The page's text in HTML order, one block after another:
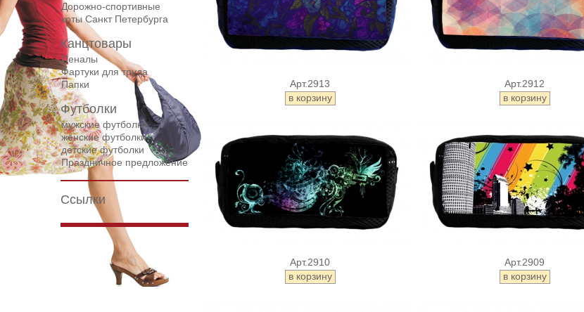
Дорожнo-спортивные
коты Санкт Петербурга
Канцтовары
Пеналы
Фартуки для труда
Папки
Футболки
мужские футболки
женские футболки
детские футболки
Праздничное предложение
Ссылки
Арт.2913 Арт.2912
Арт.2910 Арт.2909